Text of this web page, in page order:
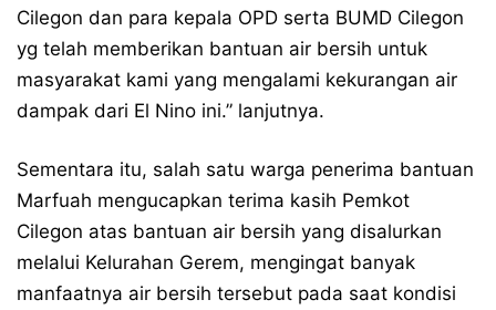
Cilegon dan para kepala OPD serta BUMD Cilegon
yg telah memberikan bantuan air bersih untuk
masyarakat kami yang mengalami kekurangan air
dampak dari El Nino ini.” lanjutnya.
Sementara itu, salah satu warga penerima bantuan
Marfuah mengucapkan terima kasih Pemkot
Cilegon atas bantuan air bersih yang disalurkan
melalui Kelurahan Gerem, mengingat banyak
manfaatnya air bersih tersebut pada saat kondisi